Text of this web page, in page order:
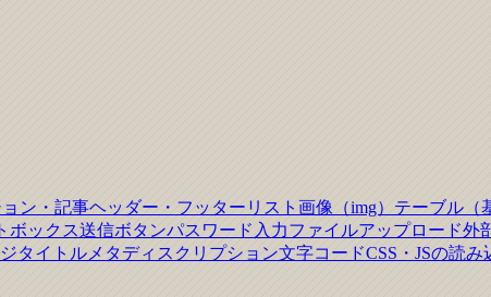
ン・記事ヘッダー・フッター リスト 画像（img） テーブル（
ボックス送信ボタンパスワード入力ファイルアップロード外
タイトル メタディスクリプション文字コードCSS・JSの読み